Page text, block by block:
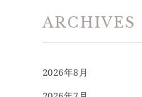
ARCHIVES
2026年8月